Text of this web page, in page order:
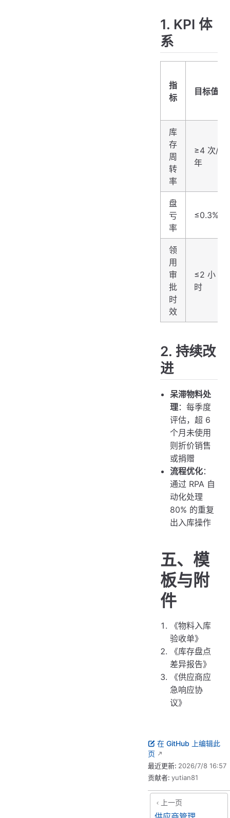
1. KPI 体
系
指
标
目标值
库
存
周
转
率
≥4 次/
年
盘
亏
率
≤0.3%
领
用
审
批
时
效
≤2 小
时
2. 持续改
进
呆滞物料处
理：每季度
评估，超 6
个月未使用
则折价销售
或捐赠
流程优化：
通过 RPA 自
动化处理
80% 的重复
出入库操作
五、模
板与附
件
《物料入库
验收单》
《库存盘点
差异报告》
《供应商应
急响应协
议》
在 GitHub 上编辑此
页
最近更新: 2026/7/8 16:57
贡献者: yutian81
上一页